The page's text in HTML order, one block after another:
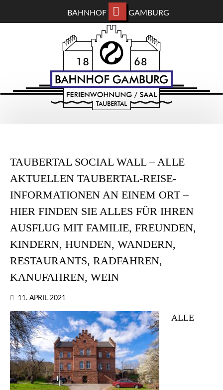
BAHNHOF GAMBURG
BAHNHOF GAMBURG
Ferienwohnung und Eventsaal im Taubertal
TAUBERTAL SOCIAL WALL – ALLE
AKTUELLEN TAUBERTAL-REISE-
INFORMATIONEN AN EINEM ORT –
HIER FINDEN SIE ALLES FÜR IHREN
AUSFLUG MIT FAMILIE, FREUNDEN,
KINDERN, HUNDEN, WANDERN,
RESTAURANTS, RADFAHREN,
KANUFAHREN, WEIN
11. APRIL 2021
ALLE